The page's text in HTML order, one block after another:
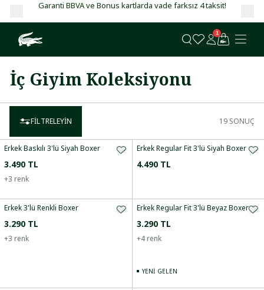
Garanti BBVA ve Bonus kartlarda vade farksız 4 taksit!
1
İç Giyim Koleksiyonu
FILTRELEYIN 19 SONUÇ
Erkek Baskılı 3'lü Siyah Boxer
3.490 TL
+3 renk
Erkek Regular Fit 3'lü Siyah Boxer
4.490 TL
Erkek 3'lü Renkli Boxer
3.290 TL
+3 renk
Erkek Regular Fit 3'lü Beyaz Boxer
3.290 TL
+4 renk
YENI GELEN